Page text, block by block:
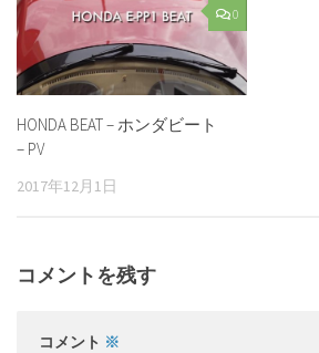
0
HONDA BEAT – ホンダビート
– PV
2017年12月1日
コメントを残す
コメント ※